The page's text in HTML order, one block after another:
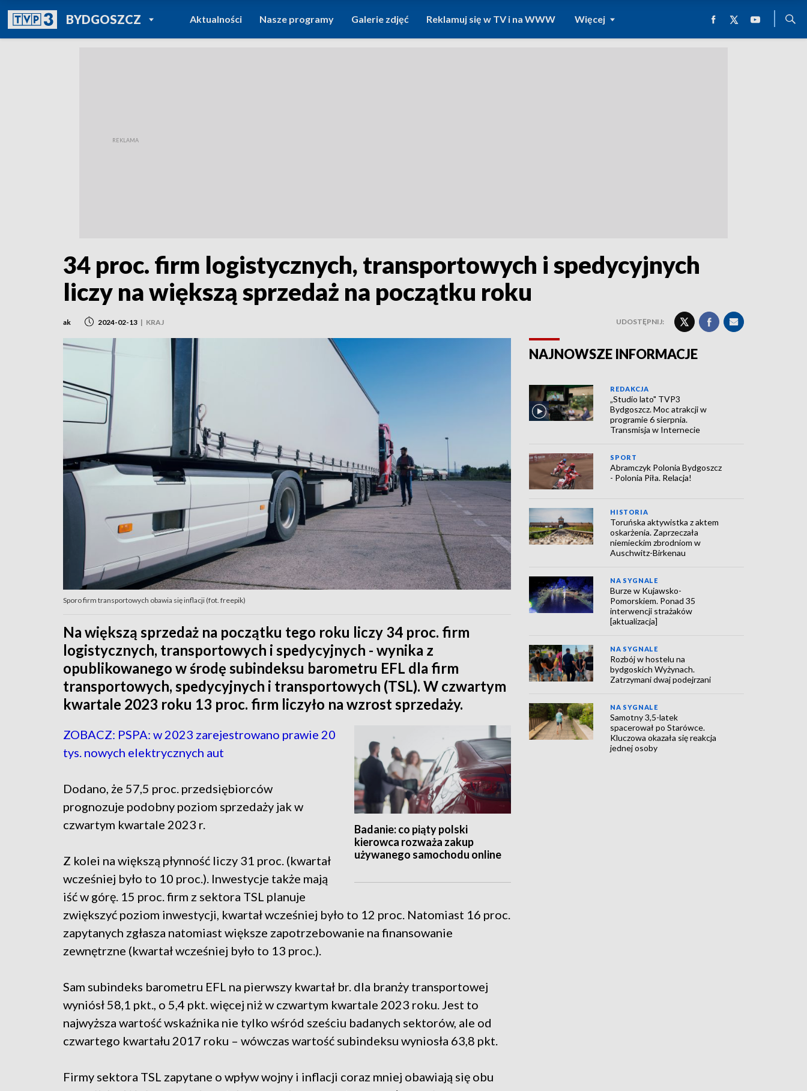
BYDGOSZCZPOWRÓT DO
TVP REGIONY
Aktualności Nasze programy Galerie zdjęć Reklamuj się w TV i na WWW Więcej
34 proc. firm logistycznych, transportowych i spedycyjnych
liczy na większą sprzedaż na początku roku
ak 2024-02-13 | KRAJ UDOSTĘPNIJ:
Sporo firm transportowych obawia się inflacji (fot. freepik)
Na większą sprzedaż na początku tego roku liczy 34 proc. firm
logistycznych, transportowych i spedycyjnych - wynika z
opublikowanego w środę subindeksu barometru EFL dla firm
transportowych, spedycyjnych i transportowych (TSL). W czwartym
kwartale 2023 roku 13 proc. firm liczyło na wzrost sprzedaży.
Badanie: co piąty polski
kierowca rozważa zakup
używanego samochodu online
ZOBACZ: PSPA: w 2023 zarejestrowano prawie 20
tys. nowych elektrycznych aut
Dodano, że 57,5 proc. przedsiębiorców
prognozuje podobny poziom sprzedaży jak w
czwartym kwartale 2023 r.
Z kolei na większą płynność liczy 31 proc. (kwartał
wcześniej było to 10 proc.). Inwestycje także mają
iść w górę. 15 proc. firm z sektora TSL planuje
zwiększyć poziom inwestycji, kwartał wcześniej było to 12 proc. Natomiast 16 proc.
zapytanych zgłasza natomiast większe zapotrzebowanie na finansowanie
zewnętrzne (kwartał wcześniej było to 13 proc.).
Sam subindeks barometru EFL na pierwszy kwartał br. dla branży transportowej
wyniósł 58,1 pkt., o 5,4 pkt. więcej niż w czwartym kwartale 2023 roku. Jest to
najwyższa wartość wskaźnika nie tylko wśród sześciu badanych sektorów, ale od
czwartego kwartału 2017 roku – wówczas wartość subindeksu wyniosła 63,8 pkt.
Firmy sektora TSL zapytane o wpływ wojny i inflacji coraz mniej obawiają się obu
NAJNOWSZE INFORMACJE
REDAKCJA
„Studio lato" TVP3
Bydgoszcz. Moc atrakcji w
programie 6 sierpnia.
Transmisja w Internecie
SPORT
Abramczyk Polonia Bydgoszcz
- Polonia Piła. Relacja!
HISTORIA
Toruńska aktywistka z aktem
oskarżenia. Zaprzeczała
niemieckim zbrodniom w
Auschwitz-Birkenau
NA SYGNALE
Burze w Kujawsko-
Pomorskiem. Ponad 35
interwencji strażaków
[aktualizacja]
NA SYGNALE
Rozbój w hostelu na
bydgoskich Wyżynach.
Zatrzymani dwaj podejrzani
NA SYGNALE
Samotny 3,5-latek
spacerował po Starówce.
Kluczowa okazała się reakcja
jednej osoby